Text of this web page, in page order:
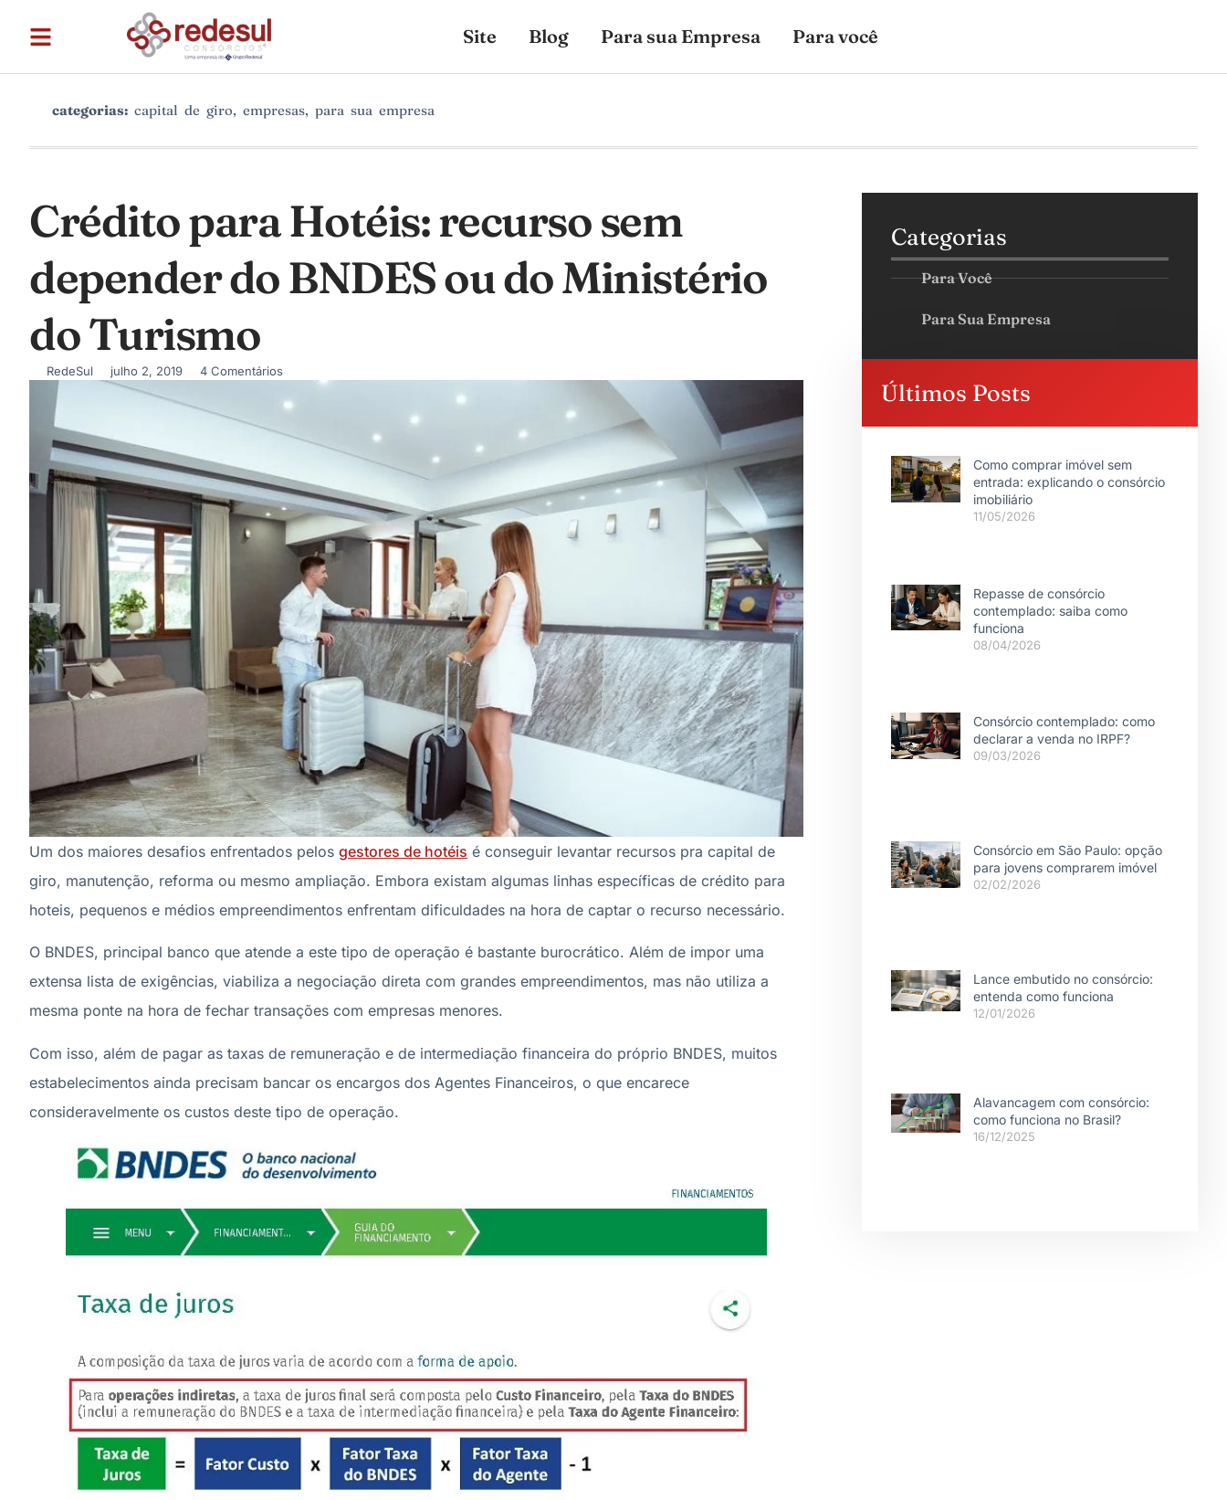
Site Blog Para sua Empresa Para você
categorias: capital de giro, empresas, para sua empresa
Crédito para Hotéis: recurso sem
depender do BNDES ou do Ministério
do Turismo
RedeSul julho 2, 2019 4 Comentários
Um dos maiores desafios enfrentados pelos gestores de hotéis é conseguir levantar recursos pra capital de
giro, manutenção, reforma ou mesmo ampliação. Embora existam algumas linhas específicas de crédito para
hoteis, pequenos e médios empreendimentos enfrentam dificuldades na hora de captar o recurso necessário.
O BNDES, principal banco que atende a este tipo de operação é bastante burocrático. Além de impor uma
extensa lista de exigências, viabiliza a negociação direta com grandes empreendimentos, mas não utiliza a
mesma ponte na hora de fechar transações com empresas menores.
Com isso, além de pagar as taxas de remuneração e de intermediação financeira do próprio BNDES, muitos
estabelecimentos ainda precisam bancar os encargos dos Agentes Financeiros, o que encarece
consideravelmente os custos deste tipo de operação.
Categorias
Para Você
Para Sua Empresa
Últimos Posts
Como comprar imóvel sem
entrada: explicando o consórcio
imobiliário
11/05/2026
Repasse de consórcio
contemplado: saiba como
funciona
08/04/2026
Consórcio contemplado: como
declarar a venda no IRPF?
09/03/2026
Consórcio em São Paulo: opção
para jovens comprarem imóvel
02/02/2026
Lance embutido no consórcio:
entenda como funciona
12/01/2026
Alavancagem com consórcio:
como funciona no Brasil?
16/12/2025